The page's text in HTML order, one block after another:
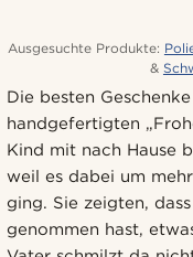
Ausgesuchte Produkte:
&
Die besten
handgefertigten
Kind mit nach Hause
weil es dabei um
ging. Sie zeigten,
genommen hast,